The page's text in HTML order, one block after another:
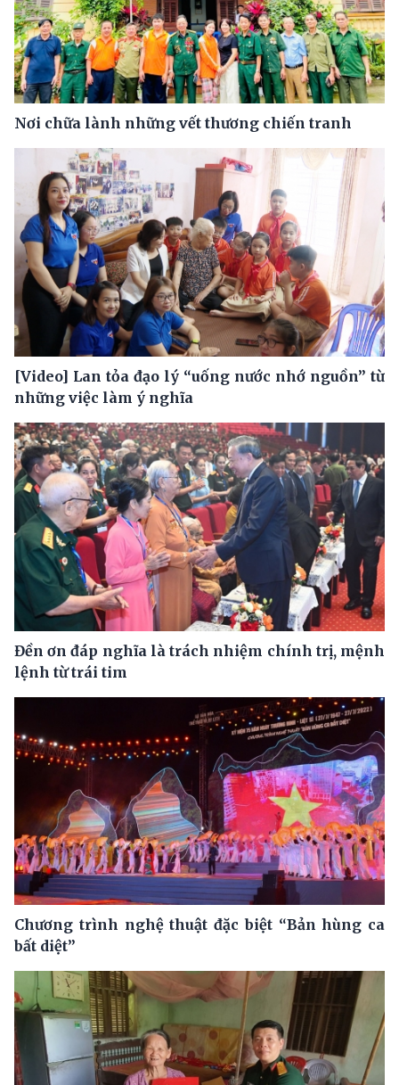
Nơi chữa lành những vết thương chiến tranh
[Video] Lan tỏa đạo lý “uống nước nhớ nguồn” từ
những việc làm ý nghĩa
Đền ơn đáp nghĩa là trách nhiệm chính trị, mệnh
lệnh từ trái tim
Chương trình nghệ thuật đặc biệt “Bản hùng ca
bất diệt”